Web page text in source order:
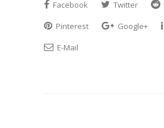
Facebook Twitter
Pinterest
Google+
E-Mail